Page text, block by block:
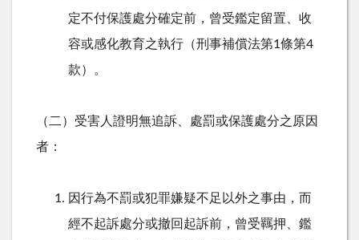
定不付保護處分確定前，曾受鑑定留置、收
容或感化教育之執行（刑事補償法第1條第4
款）。
（二）受害人證明無追訴、處罰或保護處分之原因
者：
因行為不罰或犯罪嫌疑不足以外之事由，而
經不起訴處分或撤回起訴前，曾受羈押、鑑